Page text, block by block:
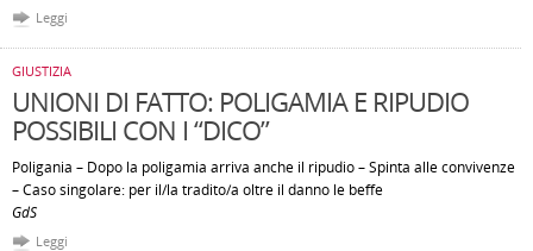
Leggi
GIUSTIZIA
UNIONI DI FATTO: POLIGAMIA E RIPUDIO
POSSIBILI CON I “DICO”
Poligania – Dopo la poligamia arriva anche il ripudio – Spinta alle convivenze
– Caso singolare: per il/la tradito/a oltre il danno le beffe
GdS
Leggi